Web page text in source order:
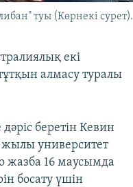
туы (Көрнекі сурет).
екі
алмасу туралы
беретін Кевин
жылы университет
жазба 16 маусымда
босату үшін